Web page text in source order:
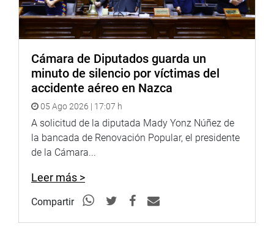
Cámara de Diputados guarda un
minuto de silencio por víctimas del
accidente aéreo en Nazca
05 Ago 2026 | 17:07 h
A solicitud de la diputada Mady Yonz Núñez de
la bancada de Renovación Popular, el presidente
de la Cámara...
Leer más >
Compartir